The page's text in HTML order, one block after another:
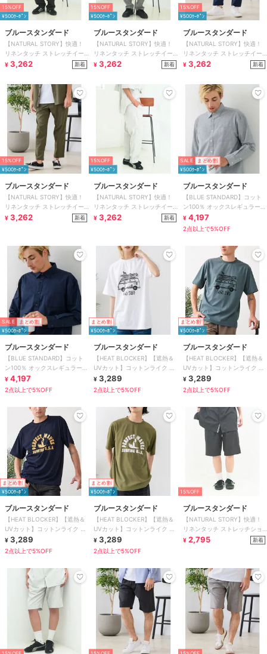
15%OFF
¥500ｸｰﾎﾟﾝ
ブルースタンダード
【NATURAL STORY】快適！
リネンタッチ ストレッチイー
ジーパンツ 蒸れにくい リネン
¥ 3,262 新着
15%OFF
¥500ｸｰﾎﾟﾝ
ブルースタンダード
【NATURAL STORY】快適！
リネンタッチ ストレッチイー
ジーパンツ 蒸れにくい リネン
¥ 3,262 新着
15%OFF
¥500ｸｰﾎﾟﾝ
ブルースタンダード
【NATURAL STORY】快適！
リネンタッチ ストレッチイー
ジーパンツ 蒸れにくい リネン
¥ 3,262 新着
15%OFF
¥500ｸｰﾎﾟﾝ
ブルースタンダード
【NATURAL STORY】快適！
リネンタッチ ストレッチイー
ジーパンツ 蒸れにくい リネン
¥ 3,262 新着
15%OFF
¥500ｸｰﾎﾟﾝ
ブルースタンダード
【NATURAL STORY】快適！
リネンタッチ ストレッチイー
ジーパンツ 蒸れにくい リネン
¥ 3,262 新着
SALE
まとめ割
¥500ｸｰﾎﾟﾝ
ブルースタンダード
【BLUE STANDARD】コット
ン100％ オックスレギュラーカ
ラー リラックスシルエットシ
ャツ
¥ 4,197
2点以上で5%OFF
SALE
まとめ割
¥500ｸｰﾎﾟﾝ
ブルースタンダード
【BLUE STANDARD】コット
ン100％ オックスレギュラーカ
ラー リラックスシルエットシ
ャツ
¥ 4,197
2点以上で5%OFF
まとめ割
¥500ｸｰﾎﾟﾝ
ブルースタンダード
【HEAT BLOCKER】【遮熱＆
UVカット】コットンライク プ
リントTシャツ
¥ 3,289
2点以上で5%OFF
まとめ割
¥500ｸｰﾎﾟﾝ
ブルースタンダード
【HEAT BLOCKER】【遮熱＆
UVカット】コットンライク プ
リントTシャツ
¥ 3,289
2点以上で5%OFF
まとめ割
¥500ｸｰﾎﾟﾝ
ブルースタンダード
【HEAT BLOCKER】【遮熱＆
UVカット】コットンライク プ
リントTシャツ
¥ 3,289
2点以上で5%OFF
まとめ割
¥500ｸｰﾎﾟﾝ
ブルースタンダード
【HEAT BLOCKER】【遮熱＆
UVカット】コットンライク プ
リントTシャツ
¥ 3,289
2点以上で5%OFF
15%OFF
ブルースタンダード
【NATURAL STORY】快適！
リネンタッチ ストレッチショ
ートパンツ リネンライク 清涼
¥ 2,795 新着